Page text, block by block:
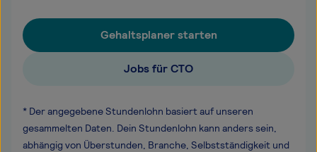
Gehaltsplaner starten
Jobs für CTO
* Der angegebene Stundenlohn basiert auf unseren
gesammelten Daten. Dein Stundenlohn kann anders sein,
abhängig von Überstunden, Branche, Selbstständigkeit und